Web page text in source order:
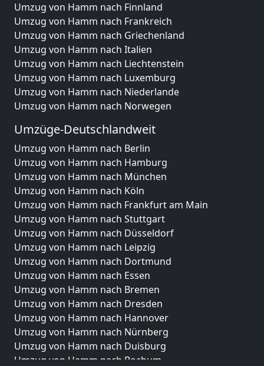
Umzug von Hamm nach Finnland
Umzug von Hamm nach Frankreich
Umzug von Hamm nach Griechenland
Umzug von Hamm nach Italien
Umzug von Hamm nach Liechtenstein
Umzug von Hamm nach Luxemburg
Umzug von Hamm nach Niederlande
Umzug von Hamm nach Norwegen
Umzüge-Deutschlandweit
Umzug von Hamm nach Berlin
Umzug von Hamm nach Hamburg
Umzug von Hamm nach München
Umzug von Hamm nach Köln
Umzug von Hamm nach Frankfurt am Main
Umzug von Hamm nach Stuttgart
Umzug von Hamm nach Düsseldorf
Umzug von Hamm nach Leipzig
Umzug von Hamm nach Dortmund
Umzug von Hamm nach Essen
Umzug von Hamm nach Bremen
Umzug von Hamm nach Dresden
Umzug von Hamm nach Hannover
Umzug von Hamm nach Nürnberg
Umzug von Hamm nach Duisburg
Umzug von Hamm nach Bochum